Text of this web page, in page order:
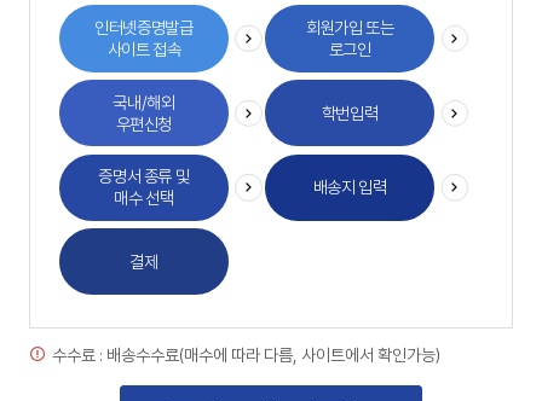
인터넷증명발급
사이트 접속
회원가입 또는
로그인
국내/해외
우편신청
학번입력
증명서 종류 및
매수 선택
배송지 입력
결제
수수료 : 배송수수료(매수에 따라 다름, 사이트에서 확인가능)